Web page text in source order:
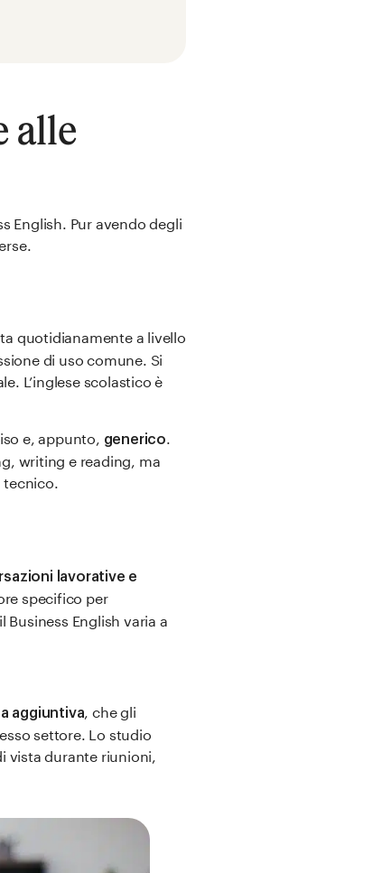
alle
English. Pur avendo degli
quotidianamente a livello
di uso comune. Si
L’inglese scolastico è
e, appunto, generico.
writing e reading, ma
tecnico.
lavorative e
specifico per
English varia a
aggiuntiva , che gli
settore. Lo studio
vista durante riunioni,